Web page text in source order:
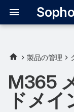
同意
ドメインの追加と
製品の管理
M365
ドメイ